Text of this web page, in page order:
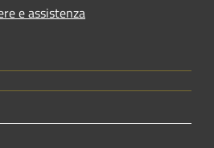
e assistenza